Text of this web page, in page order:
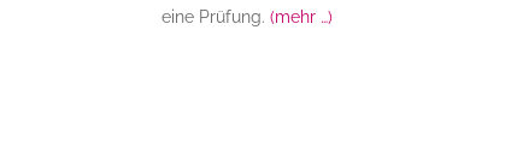
eine Prüfung.(mehr …)